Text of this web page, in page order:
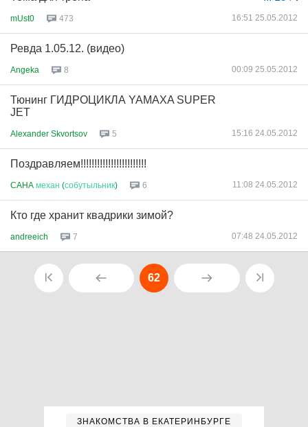
mUst0 473 16:51 25.05.2012
Ревда 1.05.12. (видео)
Angeka 8 00:09 25.05.2012
Тюнинг ГИДРОЦИКЛА YAMAXA SUPER
JET
Alexander Skvortsov 5 15:16 24.05.2012
Поздравляем!!!!!!!!!!!!!!!!!!!!!!!!
CAHA механ (собутыльник) 6 11:08 24.05.2012
Кто где хранит квадрики зимой?
andreeich 7 07:48 24.05.2012
62
ЗНАКОМСТВА В ЕКАТЕРИНБУРГЕ